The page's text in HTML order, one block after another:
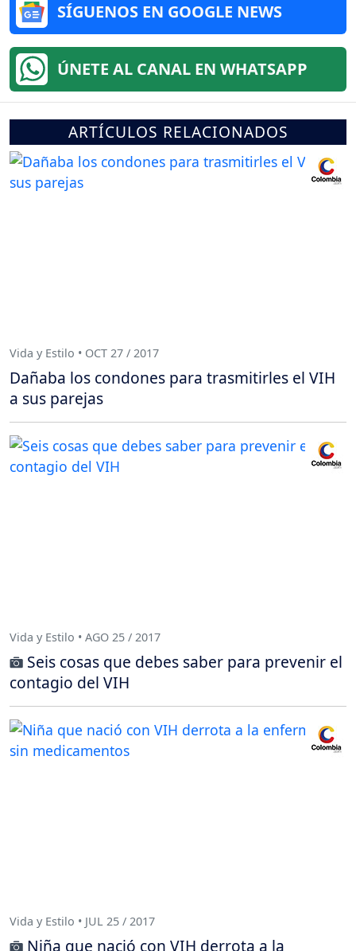
SÍGUENOS EN GOOGLE NEWS
ÚNETE AL CANAL EN WHATSAPP
ARTÍCULOS RELACIONADOS
Vida y Estilo • OCT 27 / 2017
Dañaba los condones para trasmitirles el VIH
a sus parejas
Vida y Estilo • AGO 25 / 2017
Seis cosas que debes saber para prevenir el
contagio del VIH
Vida y Estilo • JUL 25 / 2017
Niña que nació con VIH derrota a la